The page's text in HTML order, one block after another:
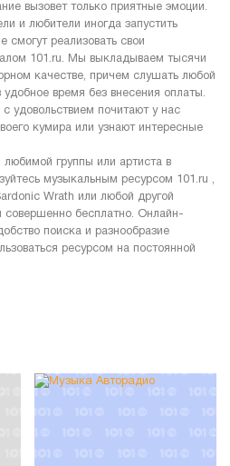
вызовет только приятные эмоции.
и любители иногда запустить
смогут реализовать свои
101.ru. Мы выкладываем тысячи
качестве, причем слушать любой
удобное время без внесения оплаты.
удовольствием почитают у нас
кумира или узнают интересные
группы или артиста в
музыкальным ресурсом 101.ru ,
Wrath или любой другой
совершенно бесплатно. Онлайн-
поиска и разнообразие
ресурсом на постоянной